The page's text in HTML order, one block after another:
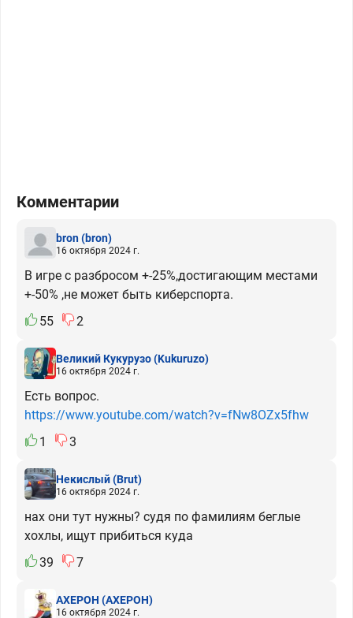
Комментарии
bron(bron)
16 октября 2024 г.
В игре с разбросом +-25%,достигающим местами
+-50% ,не может быть киберспорта.
55
2
Великий Кукурузо(Kukuruzo)
16 октября 2024 г.
Есть вопрос.
https://www.youtube.com/watch?v=fNw8OZx5fhw
1
3
Некислый(Brut)
16 октября 2024 г.
нах они тут нужны? судя по фамилиям беглые
хохлы, ищут прибиться куда
39
7
АХЕРОН (АХЕРОН)
16 октября 2024 г.